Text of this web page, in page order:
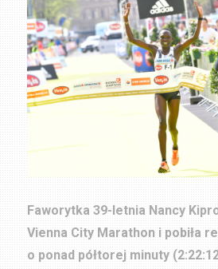
Faworytka 39-letnia Nancy
Vienna City Marathon i pobiła
o ponad półtorej minuty